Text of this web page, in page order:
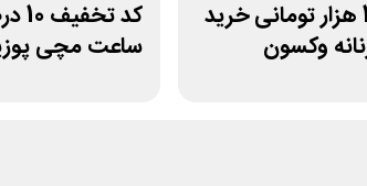
کد تخفیف 10 هزار تومانی خرید
وکسون
کد
ساعت مچی